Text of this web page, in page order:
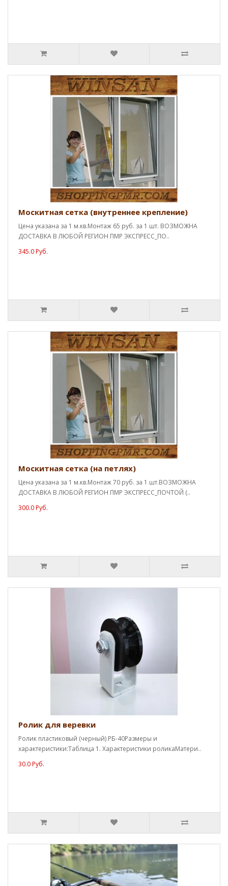
Москитная сетка (внутреннее крепление)
Цена указана за 1 м.кв.Монтаж 65 руб. за 1 шт. ВОЗМОЖНА
ДОСТАВКА В ЛЮБОЙ РЕГИОН ПМР ЭКСПРЕСС_ПО..
345.0 Руб.
Москитная сетка (на петлях)
Цена указана за 1 м.кв.Монтаж 70 руб. за 1 шт.ВОЗМОЖНА
ДОСТАВКА В ЛЮБОЙ РЕГИОН ПМР ЭКСПРЕСС_ПОЧТОЙ (..
300.0 Руб.
Ролик для веревки
Ролик пластиковый (черный) РБ-40Размеры и
характеристики:Таблица 1. Характеристики роликаМатери..
30.0 Руб.